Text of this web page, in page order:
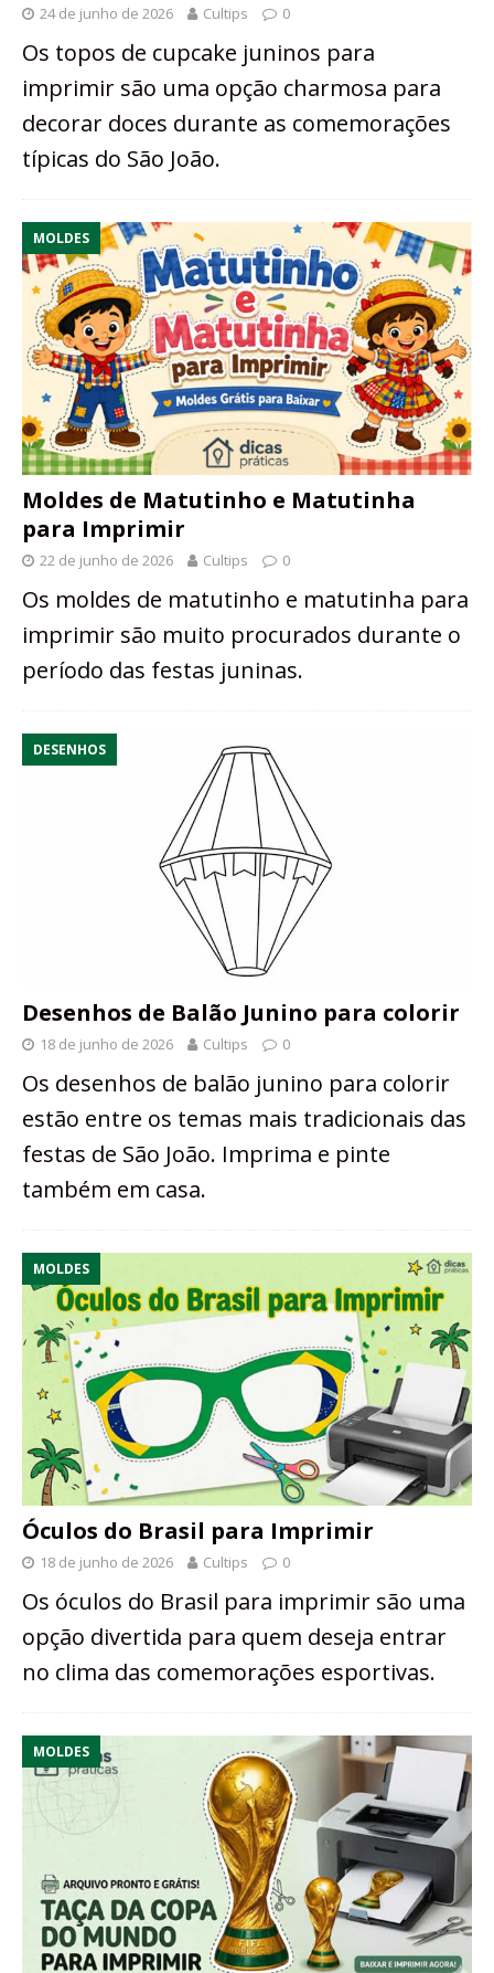
24 de junho de 2026 Cultips 0
Os topos de cupcake juninos para
imprimir são uma opção charmosa para
decorar doces durante as comemorações
típicas do São João.
MOLDES
Moldes de Matutinho e Matutinha
para Imprimir
22 de junho de 2026 Cultips 0
Os moldes de matutinho e matutinha para
imprimir são muito procurados durante o
período das festas juninas.
DESENHOS
Desenhos de Balão Junino para colorir
18 de junho de 2026 Cultips 0
Os desenhos de balão junino para colorir
estão entre os temas mais tradicionais das
festas de São João. Imprima e pinte
também em casa.
MOLDES
Óculos do Brasil para Imprimir
18 de junho de 2026 Cultips 0
Os óculos do Brasil para imprimir são uma
opção divertida para quem deseja entrar
no clima das comemorações esportivas.
MOLDES